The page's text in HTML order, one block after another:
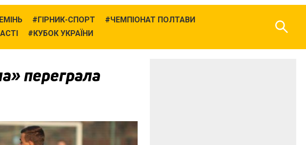
ГІРНИК-СПОРТ
ЧЕМПІОНАТ ПОЛТАВИ
КУБОК УКРАЇНИ
переграла